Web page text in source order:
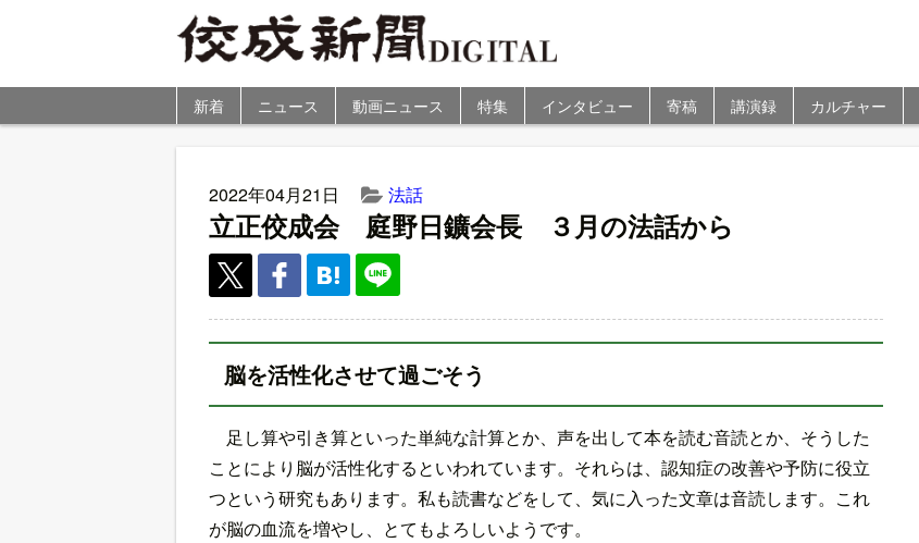
新着 ニュース 動画ニュース 特集 インタビュー 寄稿 講演録 カルチャー
2022年04月21日 法話
立正佼成会 庭野日鑛会長 ３月の法話から
脳を活性化させて過ごそう
足し算や引き算といった単純な計算とか、声を出して本を読む音読とか、そうした
ことにより脳が活性化するといわれています。それらは、認知症の改善や予防に役立
つという研究もあります。私も読書などをして、気に入った文章は音読します。これ
が脳の血流を増やし、とてもよろしいようです。